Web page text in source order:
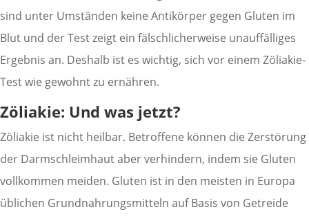
sind unter Umständen keine Antikörper gegen Gluten im
Blut und der Test zeigt ein fälschlicherweise unauffälliges
Ergebnis an. Deshalb ist es wichtig, sich vor einem Zöliakie-
Test wie gewohnt zu ernähren.
Zöliakie: Und was jetzt?
Zöliakie ist nicht heilbar. Betroffene können die Zerstörung
der Darmschleimhaut aber verhindern, indem sie Gluten
vollkommen meiden. Gluten ist in den meisten in Europa
üblichen Grundnahrungsmitteln auf Basis von Getreide